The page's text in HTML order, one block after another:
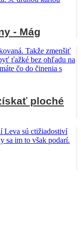
- Mág
ploché